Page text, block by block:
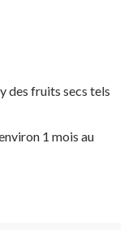
des fruits secs tels
1 mois au